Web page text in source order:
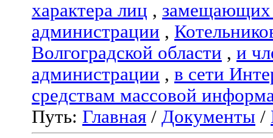
характера лиц , замещающих
администрации ,
Волгоградской области , и
администрации , в сети
средствам массовой
Путь: Главная / Документы /